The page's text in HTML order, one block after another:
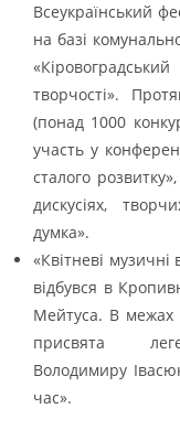
Всеукраїнський
на базі
творчості».
(понад 1000
участь у
сталого
дискусіях,
думка».
«Квітневі
відбувся в
Мейтуса. В межах
присвята
Володимиру
час».